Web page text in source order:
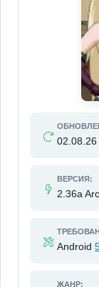
02.08.26
ВЕРСИЯ:
2.36a
Android
ЖАНР: